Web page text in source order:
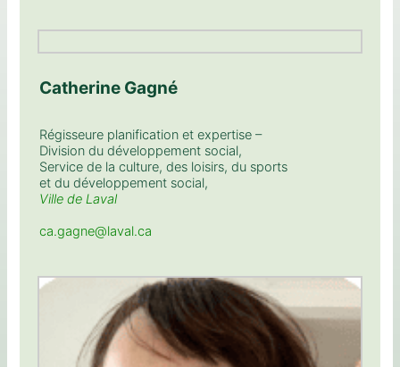
Catherine Gagné
Régisseure planification et expertise –
Division du développement social,
Service de la culture, des loisirs, du sports
et du développement social,
Ville de Laval
ca.gagne@laval.ca